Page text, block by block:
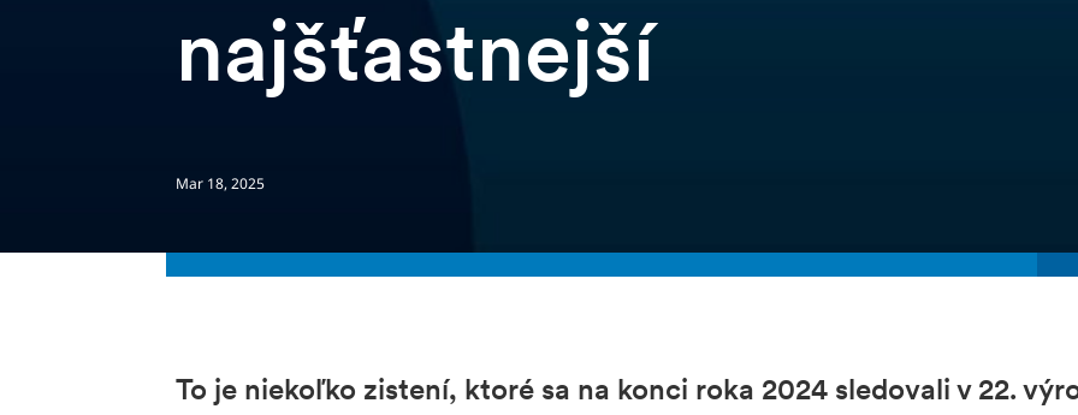
najšťastnejší
Mar 18, 2025
To je niekoľko zistení, ktoré sa na konci roka 2024 sledovali v 22.